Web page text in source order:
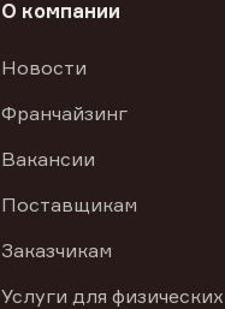
О компании
Новости
Франчайзинг
Вакансии
Поставщикам
Заказчикам
Услуги для физических